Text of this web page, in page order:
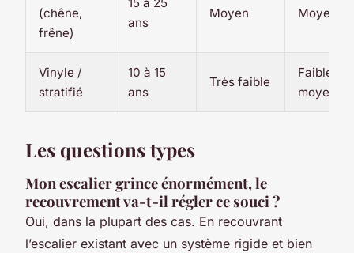
(chêne,
frêne)
15 à 25
ans
Moyen Moyenne
Vinyle /
stratifié
10 à 15
ans
Très faible
Faible à
moyenne
Les questions types
Mon escalier grince énormément, le
recouvrement va-t-il régler ce souci ?
Oui, dans la plupart des cas. En recouvrant
l’escalier existant avec un système rigide et bien